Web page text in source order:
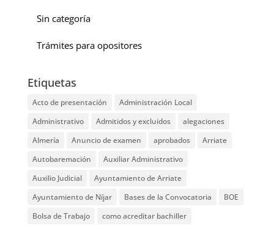
Sin categoría
Trámites para opositores
Etiquetas
Acto de presentación
Administración Local
Administrativo
Admitidos y excluidos
alegaciones
Almería
Anuncio de examen aprobados
Arriate
Autobaremación
Auxiliar Administrativo
Auxilio Judicial
Ayuntamiento de Arriate
Ayuntamiento de Níjar
Bases de la Convocatoria
BOE
Bolsa de Trabajo
como acreditar bachiller